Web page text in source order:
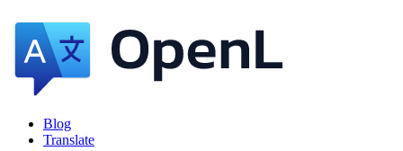
Blog
Translate